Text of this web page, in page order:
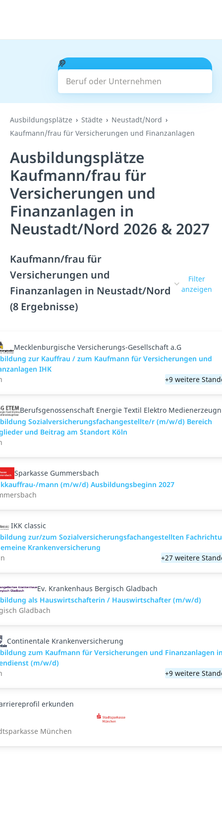
Beruf oder Unternehmen
Suchen
Ausbildungsplätze Städte
Neustadt/Nord
Kaufmann/frau für Versicherungen und Finanzanlagen
Ausbildungsplätze
Kaufmann/frau für
Versicherungen und
Finanzanlagen in
Neustadt/Nord 2026 & 2027
Kaufmann/frau für
Versicherungen und
Finanzanlagen in Neustadt/Nord
(8 Ergebnisse)
Filter
anzeigen
Mecklenburgische Versicherungs-Gesellschaft a.G
zur Kauffrau / zum Kaufmann für Versicherungen und
IHK
+9 weitere
Berufsgenossenschaft Energie Textil Elektro
Sozialversicherungsfachangestellte/r (m/w/d) Bereich
und Beitrag am Standort Köln
Sparkasse Gummersbach
mann (m/w/d) Ausbildungsbeginn 2027
IKK classic
zur/zum Sozial­versicher­ungs­fach­angestellten­
Kranken­versicher­ung
+27 weitere
Ev. Krankenhaus Bergisch Gladbach
als Hauswirtschafterin / Hauswirtschafter (m/w/d)
Gladbach
Continentale Krankenversicherung
zum Kaufmann für Versicherungen und Finanzanlagen
(m/w/d)
+9 weitere
erkunden
München